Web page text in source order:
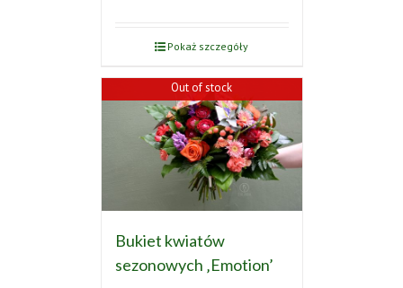
Pokaż szczegóły
Out of stock
Bukiet kwiatów
sezonowych ‚Emotion’